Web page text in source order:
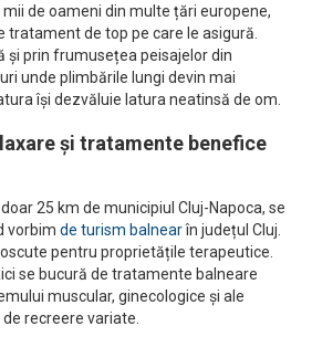
de oameni din multe țări europene,
de top pe care le asigură.
și prin frumusețea peisajelor din
unde plimbările lungi devin mai
își dezvăluie latura neatinsă de om.
și tratamente benefice
25 km de municipiul Cluj-Napoca, se
vorbim de turism balnearîn județul Cluj.
pentru proprietățile terapeutice.
se bucură de tratamente balneare
muscular, ginecologice și ale
recreere variate.